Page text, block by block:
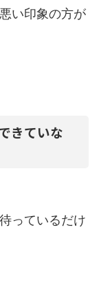
い印象の方が
きていな
っているだけ